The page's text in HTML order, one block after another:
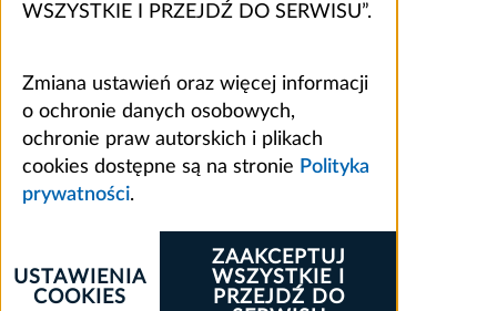
WSZYSTKIE I PRZEJDŹ DO SERWISU”.
Zmiana ustawień oraz więcej informacji
o ochronie danych osobowych,
ochronie praw autorskich i plikach
cookies dostępne są na stronie Polityka
prywatności.
ZAAKCEPTUJ
WSZYSTKIE I
PRZEJDŹ DO
USTAWIENIA
COOKIES